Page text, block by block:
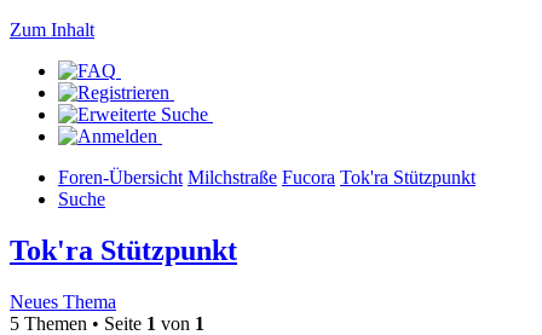
Zum Inhalt
Foren-Übersicht Milchstraße Fucora Tok'ra Stützpunkt
Suche
Tok'ra Stützpunkt
Neues Thema
5 Themen • Seite 1 von 1